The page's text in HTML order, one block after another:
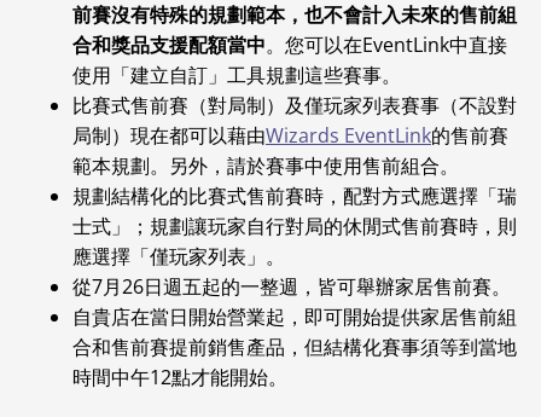
前賽沒有特殊的規劃範本，也不會計入未來的售前組
合和獎品支援配額當中。您可以在EventLink中直接
使用「建立自訂」工具規劃這些賽事。
比賽式售前賽（對局制）及僅玩家列表賽事（不設對
局制）現在都可以藉由Wizards EventLink的售前賽
範本規劃。另外，請於賽事中使用售前組合。
規劃結構化的比賽式售前賽時，配對方式應選擇「瑞
士式」；規劃讓玩家自行對局的休閒式售前賽時，則
應選擇「僅玩家列表」。
從7月26日週五起的一整週，皆可舉辦家居售前賽。
自貴店在當日開始營業起，即可開始提供家居售前組
合和售前賽提前銷售產品，但結構化賽事須等到當地
時間中午12點才能開始。